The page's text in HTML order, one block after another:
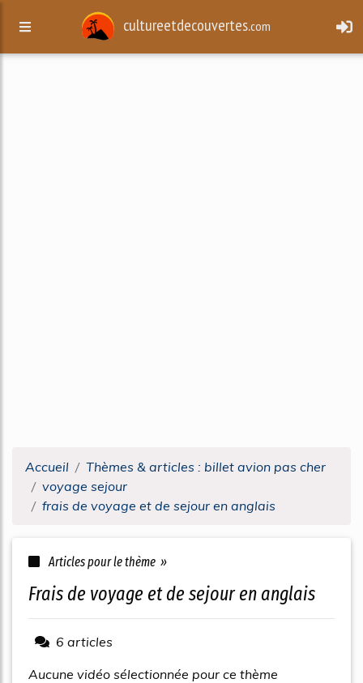
cultureetdecouvertes.com
Accueil
Thèmes & articles : billet avion pas cher
voyage sejour
frais de voyage et de sejour en anglais
Articles pour le thème »
frais de voyage et de sejour en anglais
6 articles
Aucune vidéo sélectionnée pour ce thème